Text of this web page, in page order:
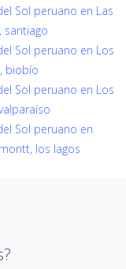
Sol peruano en Las
santiago
Sol peruano en Los
biobío
Sol peruano en Los
Sol peruano en
los lagos